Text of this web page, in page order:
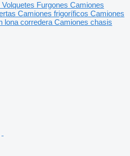
Volquetes Furgones Camiones
Camiones frigoríficos Camiones
lona corredera Camiones chasis